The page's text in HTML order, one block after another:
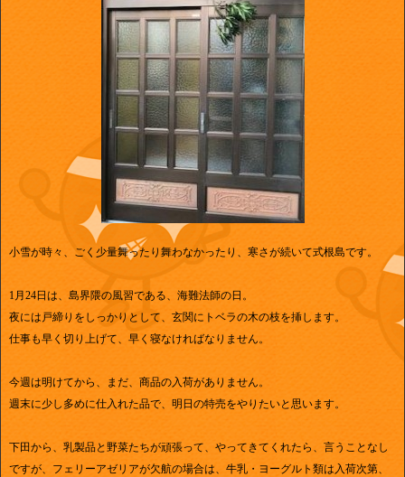
小雪が時々、ごく少量舞ったり舞わなかったり、寒さが続いて式根島です。
1月24日は、島界隈の風習である、海難法師の日。
夜には戸締りをしっかりとして、玄関にトベラの木の枝を挿します。
仕事も早く切り上げて、早く寝なければなりません。
今週は明けてから、まだ、商品の入荷がありません。
週末に少し多めに仕入れた品で、明日の特売をやりたいと思います。
下田から、乳製品と野菜たちが頑張って、やってきてくれたら、言うことなし
ですが、フェリーアゼリアが欠航の場合は、牛乳・ヨーグルト類は入荷次第、